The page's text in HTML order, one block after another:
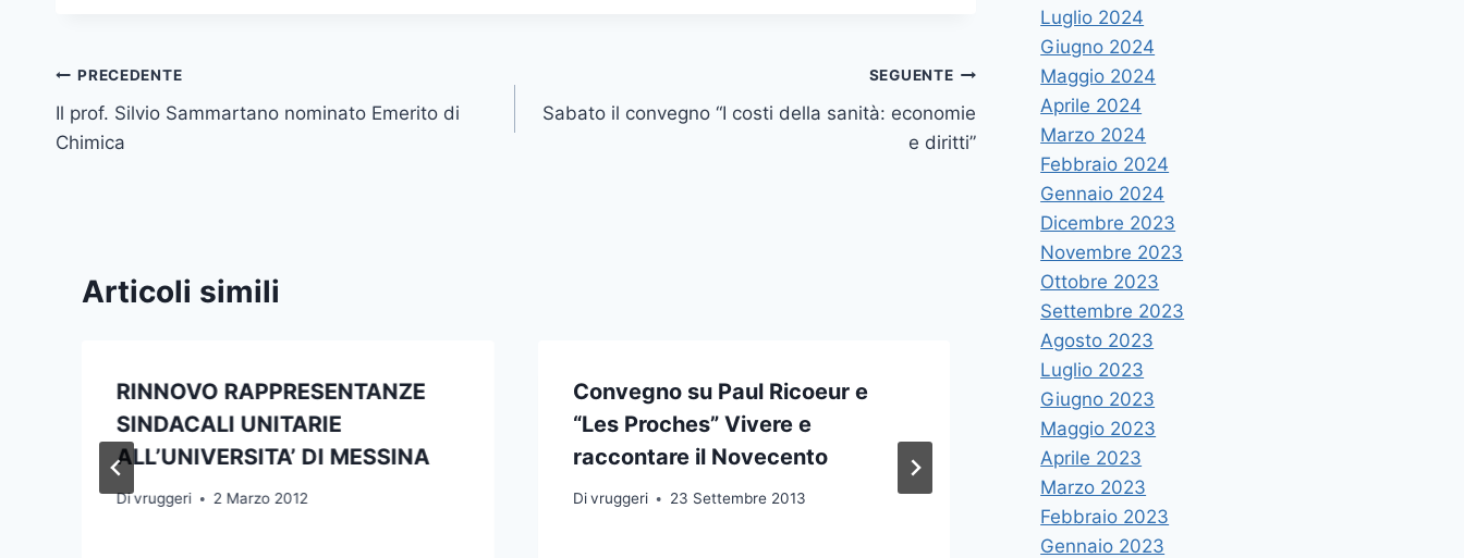
Navigazione
articoli
PRECEDENTE
Il prof. Silvio Sammartano nominato Emerito di
Chimica
SEGUENTE
Sabato il convegno “I costi della sanità: economie
e diritti”
Articoli simili
RINNOVO RAPPRESENTANZE
SINDACALI UNITARIE
ALL’UNIVERSITA’ DI MESSINA
Divruggeri 2 Marzo 2012
Convegno su Paul Ricoeur e
“Les Proches” Vivere e
raccontare il Novecento
Di vruggeri 23 Settembre 2013
La Regione approva quattro
progetti per la digitalizzazione
di Unime, il ringraziamento del
Rettore
Divruggeri 19 Luglio 2022
Luglio 2024
Giugno 2024
Maggio 2024
Aprile 2024
Marzo 2024
Febbraio 2024
Gennaio 2024
Dicembre 2023
Novembre 2023
Ottobre 2023
Settembre 2023
Agosto 2023
Luglio 2023
Giugno 2023
Maggio 2023
Aprile 2023
Marzo 2023
Febbraio 2023
Gennaio 2023